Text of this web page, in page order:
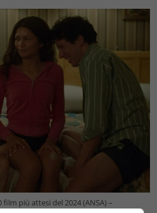
film più attesi del 2024 (ANSA) –